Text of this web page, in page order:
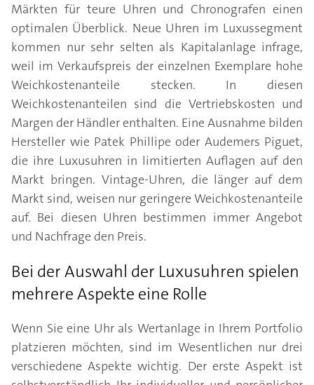
Märkten für teure Uhren und Chronografen einen
optimalen Überblick. Neue Uhren im Luxussegment
kommen nur sehr selten als Kapitalanlage infrage,
weil im Verkaufspreis der einzelnen Exemplare hohe
Weichkostenanteile stecken. In diesen
Weichkostenanteilen sind die Vertriebskosten und
Margen der Händler enthalten. Eine Ausnahme bilden
Hersteller wie Patek Phillipe oder Audemers Piguet,
die ihre Luxusuhren in limitierten Auflagen auf den
Markt bringen. Vintage-Uhren, die länger auf dem
Markt sind, weisen nur geringere Weichkostenanteile
auf. Bei diesen Uhren bestimmen immer Angebot
und Nachfrage den Preis.
Bei der Auswahl der Luxusuhren spielen
mehrere Aspekte eine Rolle
Wenn Sie eine Uhr als Wertanlage in Ihrem Portfolio
platzieren möchten, sind im Wesentlichen nur drei
verschiedene Aspekte wichtig. Der erste Aspekt ist